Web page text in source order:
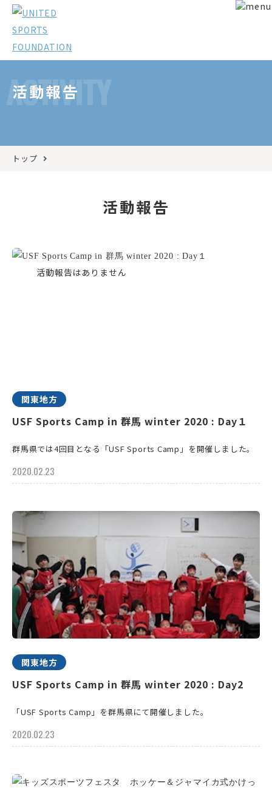
ACTIVITY
活動報告
トップ
活動報告
関東地方
USF Sports Camp in 群馬 winter 2020 : Day１
群馬県では4回目となる「USF Sports Camp」を開催しました。
2020.02.23
関東地方
USF Sports Camp in 群馬 winter 2020 : Day2
「USF Sports Camp」を群馬県にて開催しました。
2020.02.23